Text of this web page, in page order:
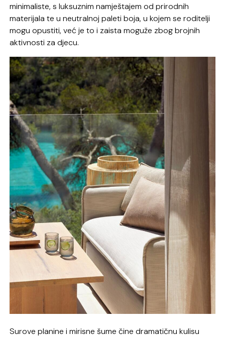
minimaliste, s luksuznim namještajem od prirodnih
materijala te u neutralnoj paleti boja, u kojem se roditelji
mogu opustiti, već je to i zaista moguže zbog brojnih
aktivnosti za djecu.
Surove planine i mirisne šume čine dramatičnu kulisu